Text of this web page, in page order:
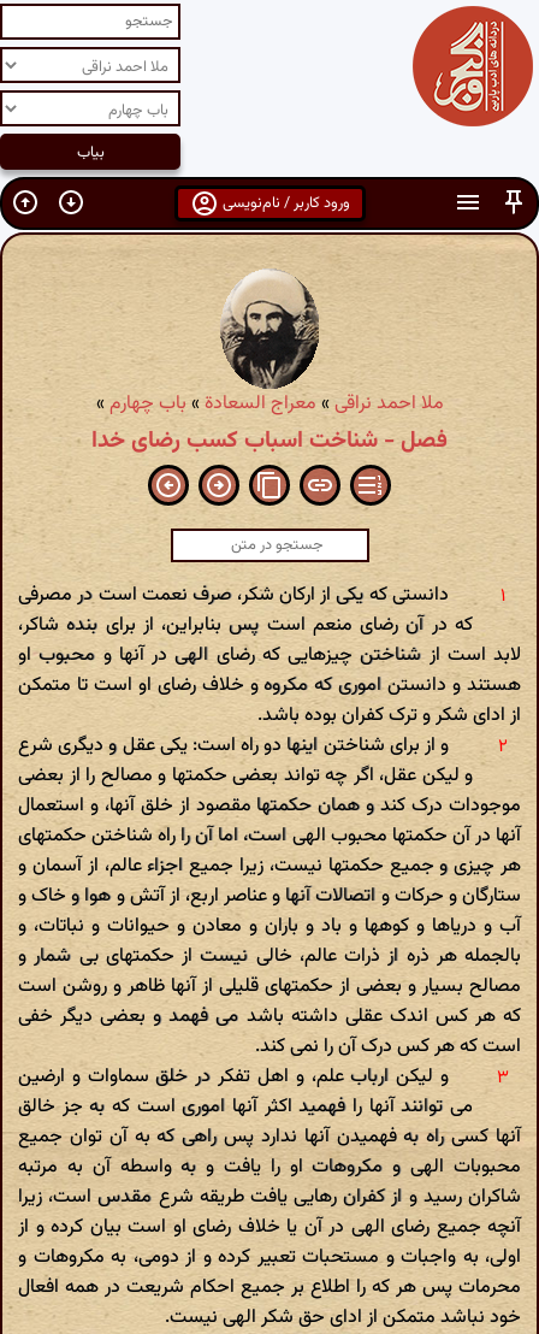
ورود کاربر / نام‌نویسی
ملا احمد نراقی» معراج السعادة»باب چهارم »
فصل - شناخت اسباب کسب رضای خدا
دانستی که یکی از ارکان شکر، صرف نعمت است در مصرفی
که در آن رضای منعم است پس بنابراین، از برای بنده شاکر،
لابد است از شناختن چیزهایی که رضای الهی در آنها و محبوب او
هستند و دانستن اموری که مکروه و خلاف رضای او است تا متمکن
از ادای شکر و ترک کفران بوده باشد.
و از برای شناختن اینها دو راه است: یکی عقل و دیگری شرع
و لیکن عقل، اگر چه تواند بعضی حکمتها و مصالح را از بعضی
موجودات درک کند و همان حکمتها مقصود از خلق آنها، و استعمال
آنها در آن حکمتها محبوب الهی است، اما آن را راه شناختن حکمتهای
هر چیزی و جمیع حکمتها نیست، زیرا جمیع اجزاء عالم، از آسمان و
ستارگان و حرکات و اتصالات آنها و عناصر اربع، از آتش و هوا و خاک و
آب و دریاها و کوهها و باد و باران و معادن و حیوانات و نباتات، و
بالجمله هر ذره از ذرات عالم، خالی نیست از حکمتهای بی شمار و
مصالح بسیار و بعضی از حکمتهای قلیلی از آنها ظاهر و روشن است
که هر کس اندک عقلی داشته باشد می فهمد و بعضی دیگر خفی
است که هر کس درک آن را نمی کند.
و لیکن ارباب علم، و اهل تفکر در خلق سماوات و ارضین
می توانند آنها را فهمید اکثر آنها اموری است که به جز خالق
آنها کسی راه به فهمیدن آنها ندارد پس راهی که به آن توان جمیع
محبوبات الهی و مکروهات او را یافت و به واسطه آن به مرتبه
شاکران رسید و از کفران رهایی یافت طریقه شرع مقدس است، زیرا
آنچه جمیع رضای الهی در آن یا خلاف رضای او است بیان کرده و از
اولی، به واجبات و مستحبات تعبیر کرده و از دومی، به مکروهات و
محرمات پس هر که را اطلاع بر جمیع احکام شریعت در همه افعال
خود نباشد متمکن از ادای حق شکر الهی نیست.